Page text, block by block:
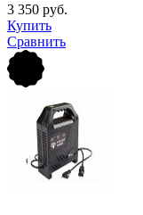
3 350 руб.
Купить
Сравнить